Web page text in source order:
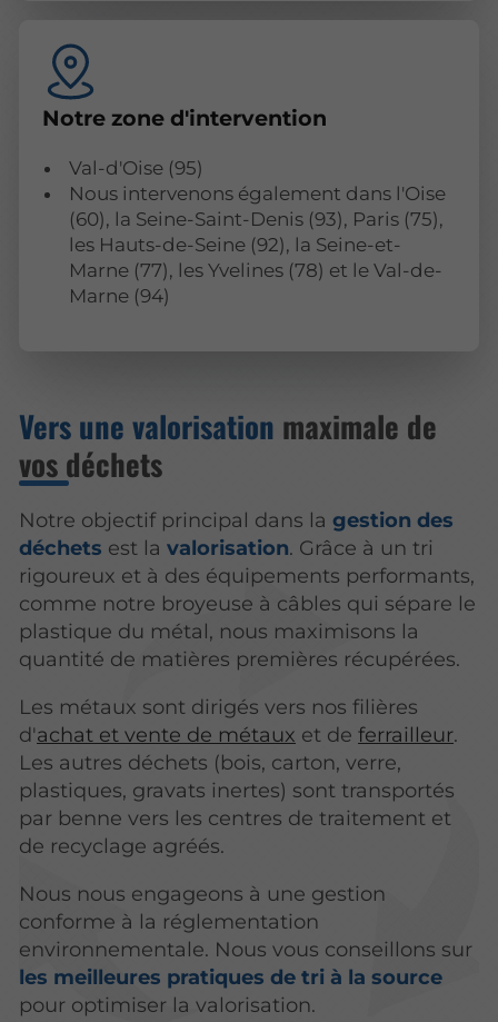
Notre zone d'intervention
Val-d'Oise (95)
Nous intervenons également dans l'Oise
(60), la Seine-Saint-Denis (93), Paris (75),
les Hauts-de-Seine (92), la Seine-et-
Marne (77), les Yvelines (78) et le Val-de-
Marne (94)
Vers une valorisation maximale de
vos déchets
Notre objectif principal dans lagestion des
déchets est lavalorisation. Grâce à un tri
rigoureux et à des équipements performants,
comme notre broyeuse à câbles qui sépare le
plastique du métal, nous maximisons la
quantité de matières premières récupérées.
Les métaux sont dirigés vers nos filières
d'achat et vente de métaux et deferrailleur.
Les autres déchets (bois, carton, verre,
plastiques, gravats inertes) sont transportés
par benne vers les centres de traitement et
de recyclage agréés.
Nous nous engageons à une gestion
conforme à la réglementation
environnementale. Nous vous conseillons sur
les meilleures pratiques de tri à la source
pour optimiser la valorisation.